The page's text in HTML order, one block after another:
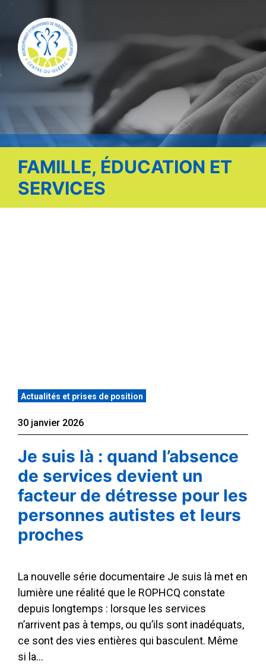
Offre d’emploi
Facebook
FAMILLE, ÉDUCATION ET
SERVICES
Actualités et prises de position
30 janvier 2026
Je suis là : quand l’absence
de services devient un
facteur de détresse pour les
personnes autistes et leurs
proches
La nouvelle série documentaire Je suis là met en
lumière une réalité que le ROPHCQ constate
depuis longtemps : lorsque les services
n’arrivent pas à temps, ou qu’ils sont inadéquats,
ce sont des vies entières qui basculent. Même
si la…